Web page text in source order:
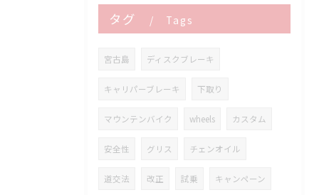
タグ Tags
宮古島 ディスクブレーキ
キャリパーブレーキ 下取り
マウンテンバイク wheels カスタム
安全性 グリス チェンオイル
道交法 改正 試乗 キャンペーン